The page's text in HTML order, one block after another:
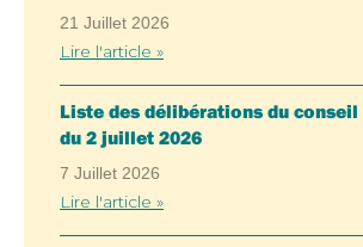
21 Juillet 2026
Lire l'article »
Liste des délibérations du
du 2 juillet 2026
7 Juillet 2026
Lire l'article »